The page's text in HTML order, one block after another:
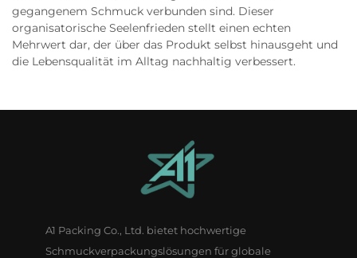
gegangenem Schmuck verbunden sind. Dieser
organisatorische Seelenfrieden stellt einen echten
Mehrwert dar, der über das Produkt selbst hinausgeht und
die Lebensqualität im Alltag nachhaltig verbessert.
A1 Packing Co., Ltd. bietet hochwertige
Schmuckverpackungslösungen für globale